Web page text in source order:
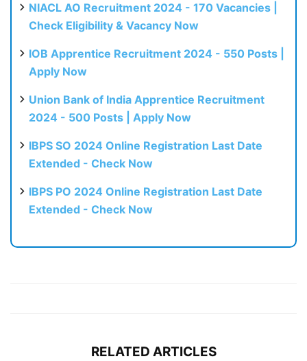
NIACL AO Recruitment 2024 - 170 Vacancies |
Check Eligibility & Vacancy Now
IOB Apprentice Recruitment 2024 - 550 Posts |
Apply Now
Union Bank of India Apprentice Recruitment
2024 - 500 Posts | Apply Now
IBPS SO 2024 Online Registration Last Date
Extended - Check Now
IBPS PO 2024 Online Registration Last Date
Extended - Check Now
RELATED ARTICLES